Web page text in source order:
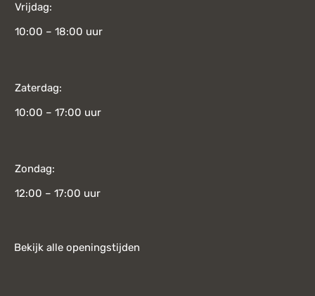
Vrijdag:
10:00 – 18:00 uur
Zaterdag:
10:00 – 17:00 uur
Zondag:
12:00 – 17:00 uur
Bekijk alle openingstijden